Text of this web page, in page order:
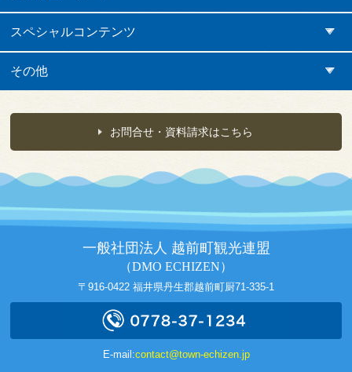
スペシャルコンテンツ
その他
お問合せ・資料請求はこちら
一般社団法人 越前町観光連盟
（DMO ECHIZEN）
〒916-0422 福井県丹生郡越前町厨71-335-1
E-mail:contact@town-echizen.jp